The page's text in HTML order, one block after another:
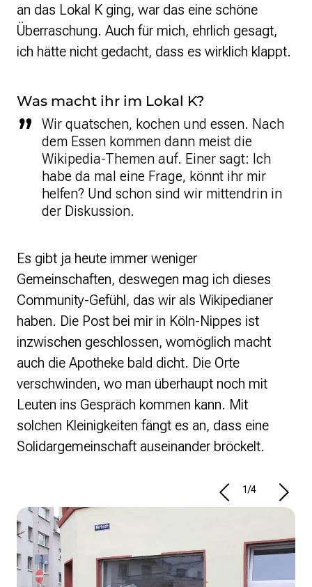
an das Lokal K ging, war das eine schöne
Überraschung. Auch für mich, ehrlich gesagt,
ich hätte nicht gedacht, dass es wirklich klappt.
Was macht ihr im Lokal K?
Wir quatschen, kochen und essen. Nach
dem Essen kommen dann meist die
Wikipedia-Themen auf. Einer sagt: Ich
habe da mal eine Frage, könnt ihr mir
helfen? Und schon sind wir mittendrin in
der Diskussion.
Es gibt ja heute immer weniger
Gemeinschaften, deswegen mag ich dieses
Community-Gefühl, das wir als Wikipedianer
haben. Die Post bei mir in Köln-Nippes ist
inzwischen geschlossen, womöglich macht
auch die Apotheke bald dicht. Die Orte
verschwinden, wo man überhaupt noch mit
Leuten ins Gespräch kommen kann. Mit
solchen Kleinigkeiten fängt es an, dass eine
Solidargemeinschaft auseinander bröckelt.
1/4